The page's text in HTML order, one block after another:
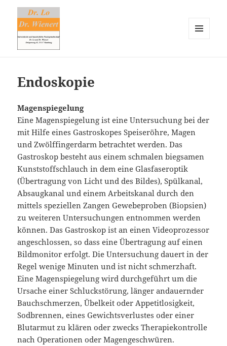
Endoskopie
Magenspiegelung
Eine Magenspiegelung ist eine Untersuchung bei der
mit Hilfe eines Gastroskopes Speiseröhre, Magen
und Zwölffingerdarm betrachtet werden. Das
Gastroskop besteht aus einem schmalen biegsamen
Kunststoffschlauch in dem eine Glasfaseroptik
(Übertragung von Licht und des Bildes), Spülkanal,
Absaugkanal und einem Arbeitskanal durch den
mittels speziellen Zangen Gewebeproben (Biopsien)
zu weiteren Untersuchungen entnommen werden
können. Das Gastroskop ist an einen Videoprozessor
angeschlossen, so dass eine Übertragung auf einen
Bildmonitor erfolgt. Die Untersuchung dauert in der
Regel wenige Minuten und ist nicht schmerzhaft.
Eine Magenspiegelung wird durchgeführt um die
Ursache einer Schluckstörung, länger andauernder
Bauchschmerzen, Übelkeit oder Appetitlosigkeit,
Sodbrennen, eines Gewichtsverlustes oder einer
Blutarmut zu klären oder zwecks Therapiekontrolle
nach Operationen oder Magengeschwüren.